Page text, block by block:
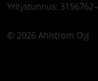
Yritystunnus:
© 2026 Ahlstrom Oyj